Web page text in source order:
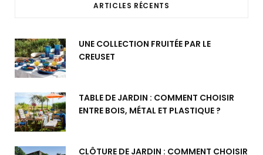
ARTICLES RÉCENTS
UNE COLLECTION FRUITÉE PAR LE
CREUSET
TABLE DE JARDIN : COMMENT CHOISIR
ENTRE BOIS, MÉTAL ET PLASTIQUE ?
CLÔTURE DE JARDIN : COMMENT CHOISIR